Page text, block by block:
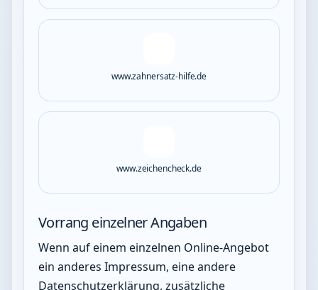
www.zahnersatz-hilfe.de
www.zeichencheck.de
Vorrang einzelner Angaben
Wenn auf einem einzelnen Online-Angebot
ein anderes Impressum, eine andere
Datenschutzerklärung, zusätzliche